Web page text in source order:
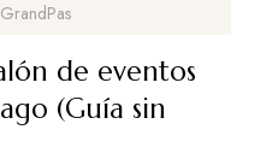
de eventos
(Guía sin